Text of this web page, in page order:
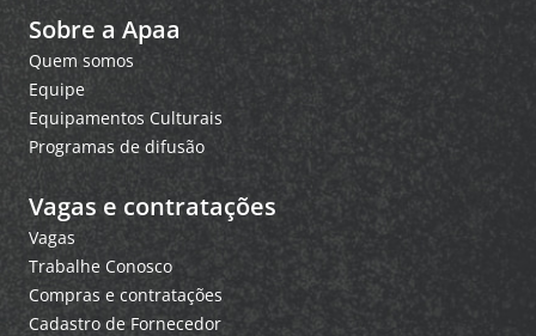
Sobre a Apaa
Quem somos
Equipe
Equipamentos Culturais
Programas de difusão
Vagas e contratações
Vagas
Trabalhe Conosco
Compras e contratações
Cadastro de Fornecedor